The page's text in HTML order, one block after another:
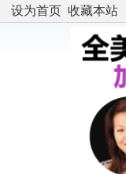
设为首页 收藏本站